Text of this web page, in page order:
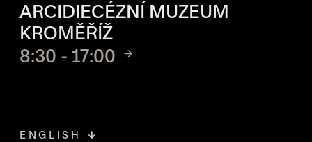
ARCIDIECÉZNÍ MUZEUM
KROMĚŘÍŽ
8:30 - 17:00
ENGLISH